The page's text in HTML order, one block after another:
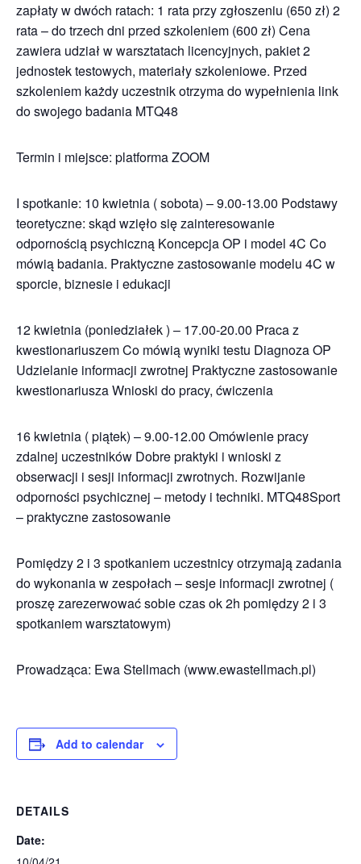
zapłaty w dwóch ratach: 1 rata przy zgłoszeniu (650 zł) 2
rata – do trzech dni przed szkoleniem (600 zł) Cena
zawiera udział w warsztatach licencyjnych, pakiet 2
jednostek testowych, materiały szkoleniowe. Przed
szkoleniem każdy uczestnik otrzyma do wypełnienia link
do swojego badania MTQ48
Termin i miejsce: platforma ZOOM
I spotkanie: 10 kwietnia ( sobota) – 9.00-13.00 Podstawy
teoretyczne: skąd wzięło się zainteresowanie
odpornością psychiczną Koncepcja OP i model 4C Co
mówią badania. Praktyczne zastosowanie modelu 4C w
sporcie, biznesie i edukacji
12 kwietnia (poniedziałek ) – 17.00-20.00 Praca z
kwestionariuszem Co mówią wyniki testu Diagnoza OP
Udzielanie informacji zwrotnej Praktyczne zastosowanie
kwestionariusza Wnioski do pracy, ćwiczenia
16 kwietnia ( piątek) – 9.00-12.00 Omówienie pracy
zdalnej uczestników Dobre praktyki i wnioski z
obserwacji i sesji informacji zwrotnych. Rozwijanie
odporności psychicznej – metody i techniki. MTQ48Sport
– praktyczne zastosowanie
Pomiędzy 2 i 3 spotkaniem uczestnicy otrzymają zadania
do wykonania w zespołach – sesje informacji zwrotnej (
proszę zarezerwować sobie czas ok 2h pomiędzy 2 i 3
spotkaniem warsztatowym)
Prowadząca: Ewa Stellmach (www.ewastellmach.pl)
Add to calendar
DETAILS
Date: